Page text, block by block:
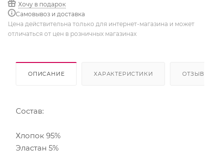
Хочу в подарок
Самовывоз и доставка
Цена действительна только для интернет-магазина и может
отличаться от цен в розничных магазинах
ОПИСАНИЕ ХАРАКТЕРИСТИКИ ОТЗЫВЫ
Состав:
Хлопок 95%
Эластан 5%